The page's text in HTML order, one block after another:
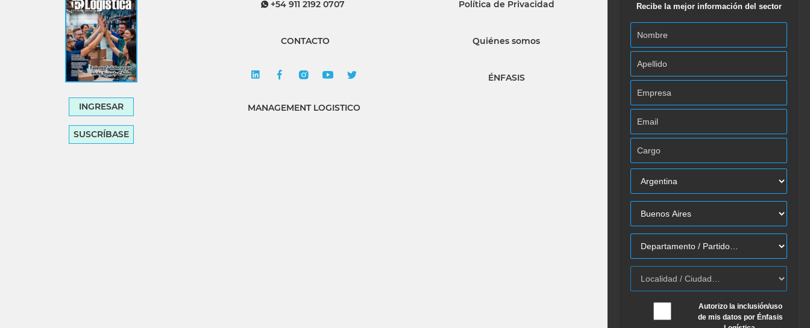
INGRESAR
SUSCRÍBASE
+54 911 2192 0707
CONTACTO
MANAGEMENT LOGISTICO
Política de Privacidad
Quiénes somos
ÉNFASIS
Recibe la mejor información del sector
Autorizo la inclusión/uso
de mis datos por Énfasis